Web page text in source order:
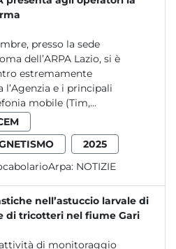
presso la sede
dell’ARPA Lazio, si è
estremamente
e i principali
mobile (Tim,...
2025
NOTIZIE
nell’astuccio larvale di
di tricotteri nel fiume Gari
di monitoraggio